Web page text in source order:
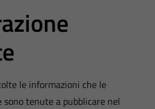
le informazioni che le
tenute a pubblicare nel